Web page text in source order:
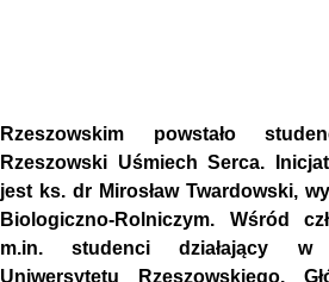
Rzeszowskim powstało
Rzeszowski Uśmiech Serca.
jest ks. dr Mirosław Twardowski,
Biologiczno-Rolniczym. Wśród
m.in. studenci działający
Uniwersytetu Rzeszowskiego.